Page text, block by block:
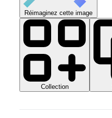
Réimaginez cette image
Collection